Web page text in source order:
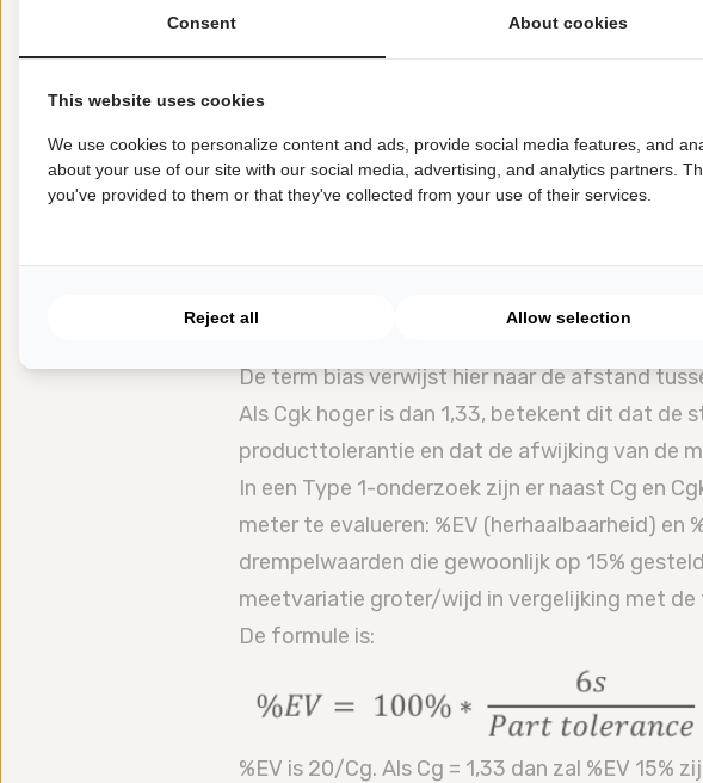
Waarbij K het percentage van de
helft van de processpreiding
metingen en Xref de referentiewaarde van het
Hoe verder het gemiddelde van de metingen
De term bias verwijst hier naar de afstand
Als Cgk hoger is dan 1,33, betekent dit dat de
producttolerantie en dat de afwijking van de
In een Type 1-onderzoek zijn er naast Cg en
meter te evalueren: %EV (herhaalbaarheid) en
drempelwaarden die gewoonlijk op 15%
meetvariatie groter/wijd in vergelijking met de
De formule is:
%EV is 20/Cg. Als Cg = 1,33 dan zal %EV 15%
Consent About cookies
This website uses cookies
We use cookies to personalize content and ads, provide social media features, and
about your use of our site with our social media, advertising, and analytics partners.
you've provided to them or that they've collected from your use of their services.
Reject all Allow selection